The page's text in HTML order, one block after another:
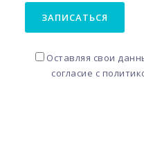
ЗАПИСАТЬСЯ
Оставляя свои
согласие с